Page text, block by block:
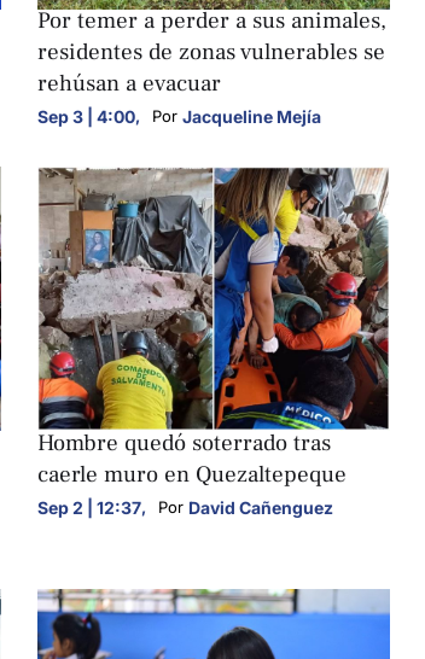
Por temer a perder a sus animales,
residentes de zonas vulnerables se
rehúsan a evacuar
Sep 3 | 4:00, Por Jacqueline Mejía
NACIONALES
Hombre quedó soterrado tras
caerle muro en Quezaltepeque
Sep 2 | 12:37, Por David Cañenguez